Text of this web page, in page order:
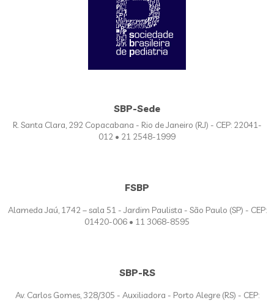
SBP-Sede
R. Santa Clara, 292 Copacabana - Rio de Janeiro (RJ) - CEP: 22041-
012 • 21 2548-1999
FSBP
Alameda Jaú, 1742 – sala 51 - Jardim Paulista - São Paulo (SP) - CEP:
01420-006 • 11 3068-8595
SBP-RS
Av. Carlos Gomes, 328/305 - Auxiliadora - Porto Alegre (RS) - CEP: